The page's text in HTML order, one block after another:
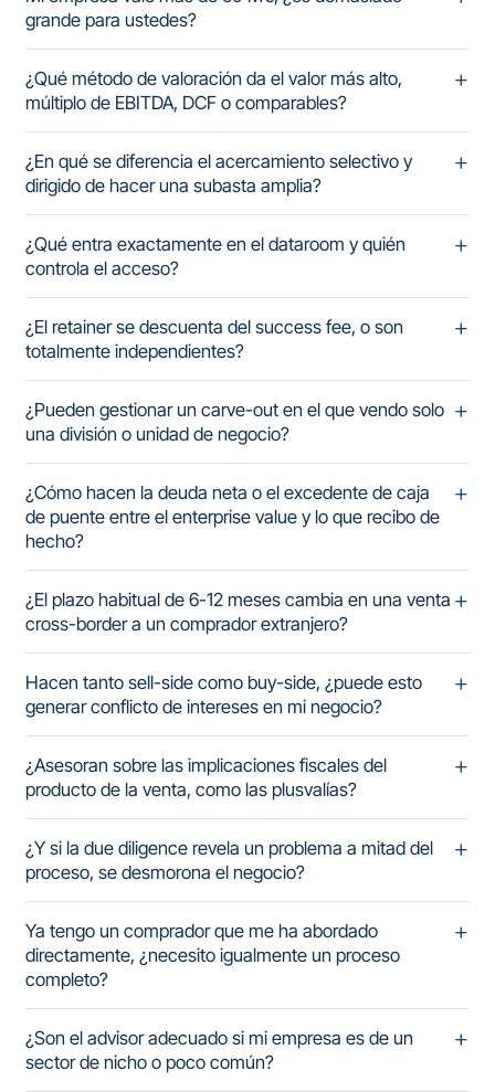
grande para ustedes?
¿Qué método de valoración da el valor más alto,
múltiplo de EBITDA, DCF o comparables?
¿En qué se diferencia el acercamiento selectivo y
dirigido de hacer una subasta amplia?
¿Qué entra exactamente en el dataroom y quién
controla el acceso?
¿El retainer se descuenta del success fee, o son
totalmente independientes?
¿Pueden gestionar un carve-out en el que vendo solo
una división o unidad de negocio?
¿Cómo hacen la deuda neta o el excedente de caja
de puente entre el enterprise value y lo que recibo de
hecho?
¿El plazo habitual de 6-12 meses cambia en una venta
cross-border a un comprador extranjero?
Hacen tanto sell-side como buy-side, ¿puede esto
generar conflicto de intereses en mi negocio?
¿Asesoran sobre las implicaciones fiscales del
producto de la venta, como las plusvalías?
¿Y si la due diligence revela un problema a mitad del
proceso, se desmorona el negocio?
Ya tengo un comprador que me ha abordado
directamente, ¿necesito igualmente un proceso
completo?
¿Son el advisor adecuado si mi empresa es de un
sector de nicho o poco común?